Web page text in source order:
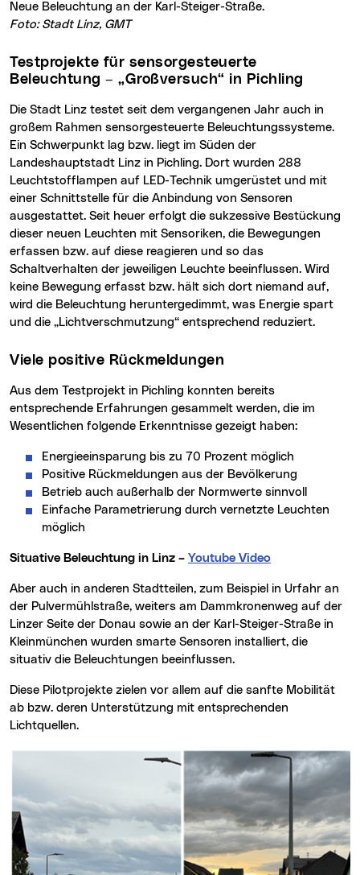
Neue Beleuchtung an der Karl-Steiger-Straße.
Foto: Stadt Linz, GMT
Testprojekte für sensorgesteuerte
Beleuchtung – „Großversuch“ in Pichling
Die Stadt Linz testet seit dem vergangenen Jahr auch in
großem Rahmen sensorgesteuerte Beleuchtungssysteme.
Ein Schwerpunkt lag bzw. liegt im Süden der
Landeshauptstadt Linz in Pichling. Dort wurden 288
Leuchtstofflampen auf LED-Technik umgerüstet und mit
einer Schnittstelle für die Anbindung von Sensoren
ausgestattet. Seit heuer erfolgt die sukzessive Bestückung
dieser neuen Leuchten mit Sensoriken, die Bewegungen
erfassen bzw. auf diese reagieren und so das
Schaltverhalten der jeweiligen Leuchte beeinflussen. Wird
keine Bewegung erfasst bzw. hält sich dort niemand auf,
wird die Beleuchtung heruntergedimmt, was Energie spart
und die „Lichtverschmutzung“ entsprechend reduziert.
Viele positive Rückmeldungen
Aus dem Testprojekt in Pichling konnten bereits
entsprechende Erfahrungen gesammelt werden, die im
Wesentlichen folgende Erkenntnisse gezeigt haben:
Energieeinsparung bis zu 70 Prozent möglich
Positive Rückmeldungen aus der Bevölkerung
Betrieb auch außerhalb der Normwerte sinnvoll
Einfache Parametrierung durch vernetzte Leuchten
möglich
Situative Beleuchtung in Linz – Youtube Video
Aber auch in anderen Stadtteilen, zum Beispiel in Urfahr an
der Pulvermühlstraße, weiters am Dammkronenweg auf der
Linzer Seite der Donau sowie an der Karl-Steiger-Straße in
Kleinmünchen wurden smarte Sensoren installiert, die
situativ die Beleuchtungen beeinflussen.
Diese Pilotprojekte zielen vor allem auf die sanfte Mobilität
ab bzw. deren Unterstützung mit entsprechenden
Lichtquellen.